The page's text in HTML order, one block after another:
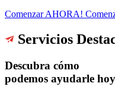
Comenzar AHORA!
Servicios
Descubra cómo
podemos ayudarle hoy